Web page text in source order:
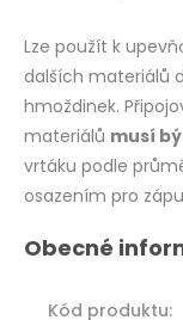
Lze použít k
dalších materiálů
hmoždinek.
materiálů musí
vrtáku podle
osazením pro
Kód produktu: